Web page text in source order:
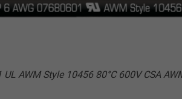
UL AWM Style 10456 80°C 600V CSA